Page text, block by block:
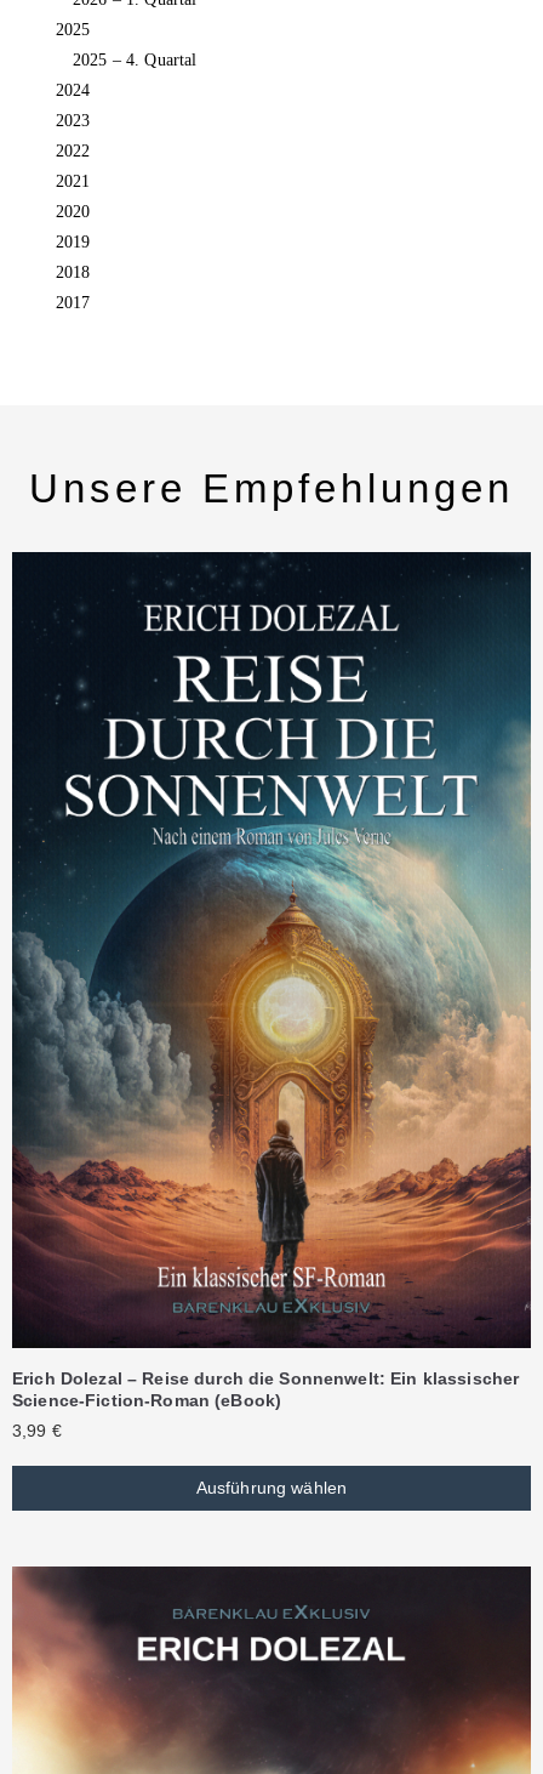
2025
2025 – 4. Quartal
2024
2023
2022
2021
2020
2019
2018
2017
Unsere Empfehlungen
Erich Dolezal – Reise durch die Sonnenwelt: Ein klassischer
Science-Fiction-Roman (eBook)
3,99 €
Ausführung wählen